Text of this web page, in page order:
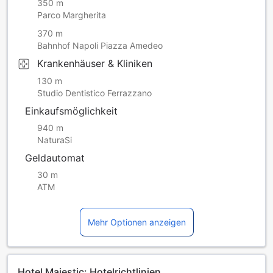
350 m
Parco Margherita
370 m
Bahnhof Napoli Piazza Amedeo
Krankenhäuser & Kliniken
130 m
Studio Dentistico Ferrazzano
Einkaufsmöglichkeit
940 m
NaturaSi
Geldautomat
30 m
ATM
Mehr Optionen anzeigen